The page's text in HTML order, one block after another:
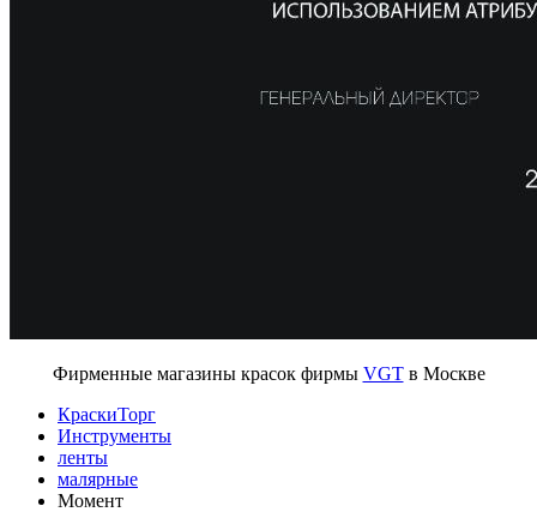
Фирменные магазины красок фирмы VGTв Москве
КраскиТорг
Инструменты
ленты
малярные
Момент